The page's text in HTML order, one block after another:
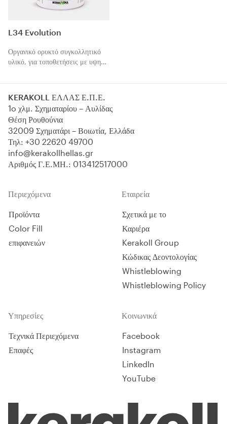
L34 Evolution
Οργανικό ορυκτό συγκολλητικό
υλικό, για τοποθετήσεις με υψηλή
KERAKOLL ΕΛΛΑΣ Ε.Π.Ε.
1o χλμ. Σχηματαρίου – Αυλίδας
Θέση Ρουθούνια
32009 Σχηματάρι – Βοιωτία, Ελλάδα
Τηλ: +30 22620 49700
info@kerakollhellas.gr
Αριθμός Γ.Ε.ΜΗ.: 013412517000
Περιεχόμενα
Προϊόντα
Color Fill
επιφανειών
Εταιρεία
Σχετικά με το
Καριέρα
Kerakoll Group
Κώδικας Δεοντολογίας
Whistleblowing
Whistleblowing Policy
Υπηρεσίες
Τεχνικά Περιεχόμενα
Επαφές
Κοινωνικά
Facebook
Instagram
LinkedIn
YouTube